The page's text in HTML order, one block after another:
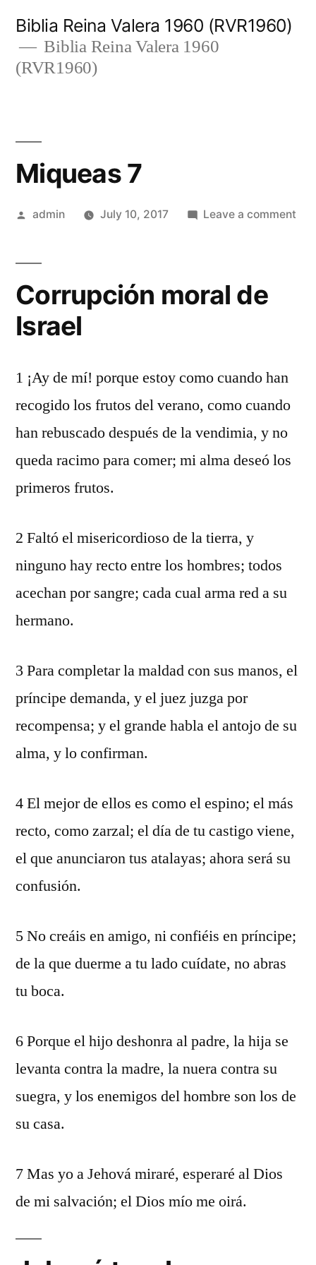
content
Biblia Reina Valera 1960 (RVR1960)
Biblia Reina Valera 1960
(RVR1960)
Miqueas 7
Posted
admin July 10, 2017 Leave a comment
Corrupción moral de
Israel
1 ¡Ay de mí! porque estoy como cuando han
recogido los frutos del verano, como cuando
han rebuscado después de la vendimia, y no
queda racimo para comer; mi alma deseó los
primeros frutos.
2 Faltó el misericordioso de la tierra, y
ninguno hay recto entre los hombres; todos
acechan por sangre; cada cual arma red a su
hermano.
3 Para completar la maldad con sus manos, el
príncipe demanda, y el juez juzga por
recompensa; y el grande habla el antojo de su
alma, y lo confirman.
4 El mejor de ellos es como el espino; el más
recto, como zarzal; el día de tu castigo viene,
el que anunciaron tus atalayas; ahora será su
confusión.
5 No creáis en amigo, ni confiéis en príncipe;
de la que duerme a tu lado cuídate, no abras
tu boca.
6 Porque el hijo deshonra al padre, la hija se
levanta contra la madre, la nuera contra su
suegra, y los enemigos del hombre son los de
su casa.
7 Mas yo a Jehová miraré, esperaré al Dios
de mi salvación; el Dios mío me oirá.